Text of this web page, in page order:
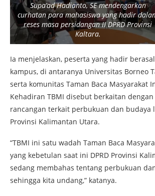
Supa’ad Hadianto, SE mendengarkan
curhatan para mahasiswa yang hadir
reses masa persidangan II DPRD Provinsi
Kaltara.
Ia menjelaskan, peserta yang hadir
kampus, di antaranya Universitas Borneo
serta komunitas Taman Baca Masyarakat
Kehadiran TBMI disebut berkaitan
rancangan terkait perbukuan dan budaya
Provinsi Kalimantan Utara.
“TBMI ini satu wadah Taman Baca
yang kebetulan saat ini DPRD Provinsi
sedang membahas tentang perbukuan
sehingga kita undang,” katanya.